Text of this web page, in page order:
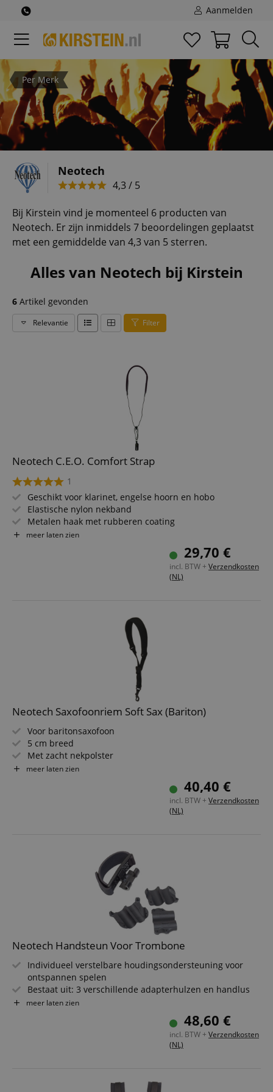
Aanmelden
Per Merk
Neotech
4,3 / 5
Bij Kirstein vind je momenteel 6 producten van
Neotech. Er zijn inmiddels 7 beoordelingen geplaatst
met een gemiddelde van 4,3 van 5 sterren.
Alles van Neotech bij Kirstein
6 Artikel gevonden
Relevantie Filter
Neotech C.E.O. Comfort Strap
1
Geschikt voor klarinet, engelse hoorn en hobo
Elastische nylon nekband
Metalen haak met rubberen coating
Met leer om aan de duimsteun te bevestigen
meer laten zien
29,70 €
incl. BTW + Verzendkosten
(NL)
Neotech Saxofoonriem Soft Sax (Bariton)
Voor baritonsaxofoon
5 cm breed
Met zacht nekpolster
Kunststof karabijnhaak
meer laten zien
40,40 €
incl. BTW + Verzendkosten
(NL)
Neotech Handsteun Voor Trombone
Individueel verstelbare houdingsondersteuning voor
ontspannen spelen
Bestaat uit: 3 verschillende adapterhulzen en handlus
Eenvoudige montage
Geschikt voor veel trombonemodellen
meer laten zien
48,60 €
incl. BTW + Verzendkosten
(NL)